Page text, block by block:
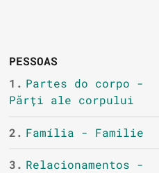
PESSOAS
1. Partes do corpo -
Părți ale corpului
2. Família - Familie
3. Relacionamentos -